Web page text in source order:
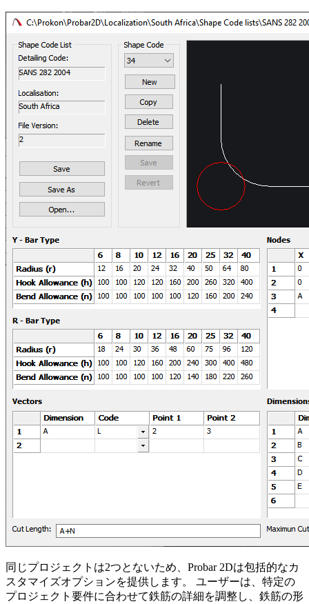
同じプロジェクトは2つとないため、Probar 2Dは包括的なカ
スタマイズオプションを提供します。 ユーザーは、特定の
プロジェクト要件に合わせて鉄筋の詳細を調整し、鉄筋の形